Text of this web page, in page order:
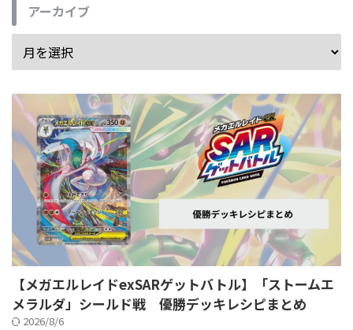
アーカイブ
【メガエルレイドexSARゲットバトル】「ストームエ
メラルダ」シールド戦 優勝デッキレシピまとめ
2026/8/6